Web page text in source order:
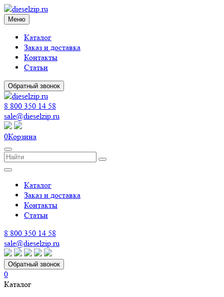
Меню
Каталог
Заказ и доставка
Контакты
Статьи
Обратный звонок
8 800 350 14 58
sale@dieselzip.ru
0Корзина
Каталог
Заказ и доставка
Контакты
Статьи
8 800 350 14 58
sale@dieselzip.ru
Обратный звонок
0
Каталог